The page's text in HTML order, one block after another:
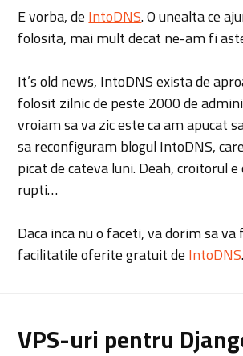
E vorba, de IntoDNS. O unealta ce
folosita, mai mult decat ne-am fi
It’s old news, IntoDNS exista de
folosit zilnic de peste 2000 de
vroiam sa va zic este ca am apucat
sa reconfiguram blogul IntoDNS,
picat de cateva luni. Deah, croitorul
rupti…
Daca inca nu o faceti, va dorim sa va
facilitatile oferite gratuit de IntoDNS.
VPS-uri pentru